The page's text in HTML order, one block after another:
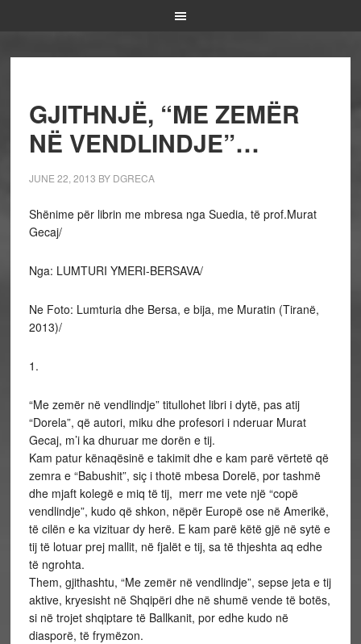
GJITHNJË, “ME ZEMËR
NË VENDLINDJE”…
JUNE 22, 2013 BY DGRECA
Shënime për librin me mbresa nga Suedia, të prof.Murat
Gecaj/
Nga: LUMTURI YMERI-BERSAVA/
Ne Foto: Lumturia dhe Bersa, e bija, me Muratin (Tiranë,
2013)/
1.
“Me zemër në vendlindje” titullohet libri i dytë, pas atij
“Dorela”, që autori, miku dhe profesori i nderuar Murat
Gecaj, m’i ka dhuruar me dorën e tij.
Kam patur kënaqësinë e takimit dhe e kam parë vërtetë që
zemra e “Babushit”, siç i thotë mbesa Dorelë, por tashmë
dhe mjaft kolegë e miq të tij, merr me vete një “copë
vendlindje”, kudo që shkon, nëpër Europë ose në Amerikë,
të cilën e ka vizituar dy herë. E kam parë këtë gjë në sytë e
tij të lotuar prej mallit, në fjalët e tij, sa të thjeshta aq edhe
të ngrohta.
Them, gjithashtu, “Me zemër në vendlindje”, sepse jeta e tij
aktive, kryesisht në Shqipëri dhe në shumë vende të botës,
si në trojet shqiptare të Ballkanit, por edhe kudo në
diasporë, të frymëzon.